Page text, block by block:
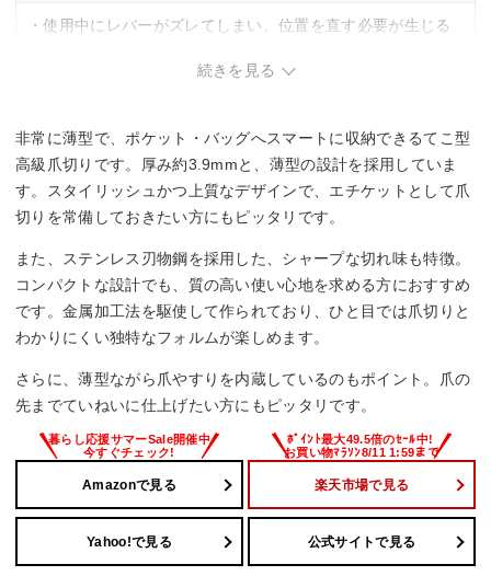
・使用中にレバーがズレてしまい、位置を直す必要が生じる
・説明書がわかりにくく、使い方の理解に試行錯誤が必要な
続きを見る
非常に薄型で、ポケット・バッグへスマートに収納できるてこ型
高級爪切りです。厚み約3.9mmと、薄型の設計を採用していま
す。スタイリッシュかつ上質なデザインで、エチケットとして爪
切りを常備しておきたい方にもピッタリです。
また、ステンレス刃物鋼を採用した、シャープな切れ味も特徴。
コンパクトな設計でも、質の高い使い心地を求める方におすすめ
です。金属加工法を駆使して作られており、ひと目では爪切りと
わかりにくい独特なフォルムが楽しめます。
さらに、薄型ながら爪やすりを内蔵しているのもポイント。爪の
先までていねいに仕上げたい方にもピッタリです。
Amazonで見る 楽天市場で見る
Yahoo!で見る 公式サイトで見る